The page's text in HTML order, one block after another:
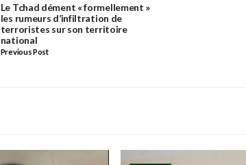
Le Tchad dément « formellement »
les rumeurs d’infiltration de
terroristes sur son territoire
national
Previous Post